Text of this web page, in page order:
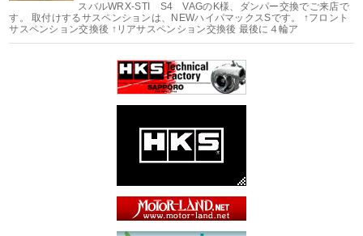
スバルWRX-STI S4 VAGのK様、ダンパー交換でご来店で
す。 取付けするサスペンションは、NEWハイパマックスSです。 ↑フロント
サスペンション交換後 ↑リアサスペンション交換後 最後に４輪ア